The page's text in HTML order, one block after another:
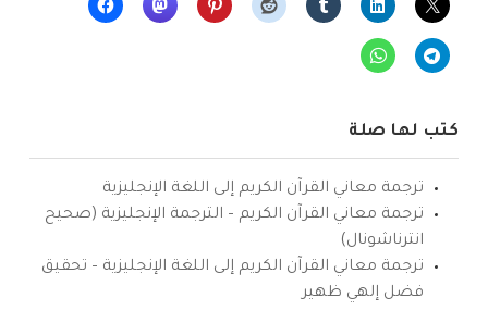
كتب لها صلة
ترجمة معاني القرآن الكريم إلى اللغة الإنجليزية
ترجمة معاني القرآن الكريم – الترجمة الإنجليزية (صحيح
انترناشونال)
ترجمة معاني القرآن الكريم إلى اللغة الإنجليزية – تحقيق
فضل إلهي ظهير